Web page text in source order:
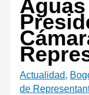
Actualidad,
de